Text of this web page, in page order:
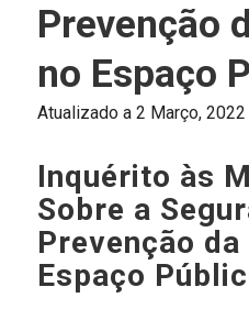
Prevenção
no Espaço
Atualizado a 2 Março, 2022
Inquérito às
Sobre a
Prevenção
Espaço